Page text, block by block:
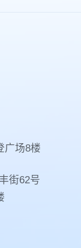
广场8楼
街62号